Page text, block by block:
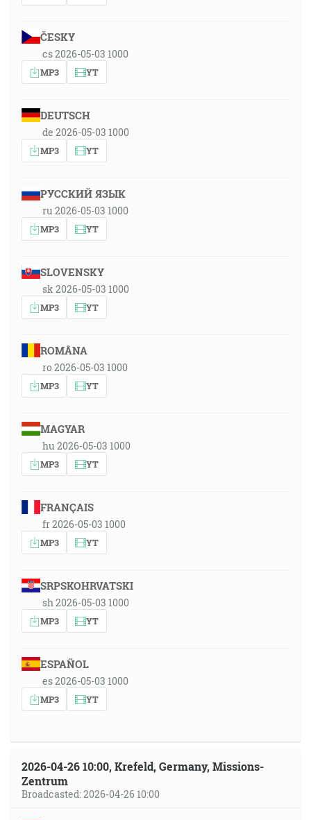
ČESKY
cs 2026-05-03 1000
MP3 YT
DEUTSCH
de 2026-05-03 1000
MP3 YT
РУССКИЙ ЯЗЫК
ru 2026-05-03 1000
MP3 YT
SLOVENSKY
sk 2026-05-03 1000
MP3 YT
ROMÂNA
ro 2026-05-03 1000
MP3 YT
MAGYAR
hu 2026-05-03 1000
MP3 YT
FRANÇAIS
fr 2026-05-03 1000
MP3 YT
SRPSKOHRVATSKI
sh 2026-05-03 1000
MP3 YT
ESPAÑOL
es 2026-05-03 1000
MP3 YT
2026-04-26 10:00, Krefeld, Germany, Missions-
Zentrum
Broadcasted: 2026-04-26 10:00